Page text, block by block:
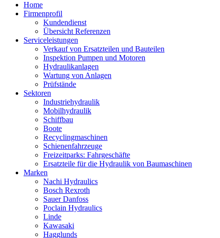
Home
Firmenprofil
Kundendienst
Übersicht Referenzen
Serviceleistungen
Verkauf von Ersatzteilen und Bauteilen
Inspektion Pumpen und Motoren
Hydraulikanlagen
Wartung von Anlagen
Prüfstände
Sektoren
Industriehydraulik
Mobilhydraulik
Schiffbau
Boote
Recyclingmaschinen
Schienenfahrzeuge
Freizeitparks: Fahrgeschäfte
Ersatzteile für die Hydraulik von Baumaschinen
Marken
Nachi Hydraulics
Bosch Rexroth
Sauer Danfoss
Poclain Hydraulics
Linde
Kawasaki
Hagglunds